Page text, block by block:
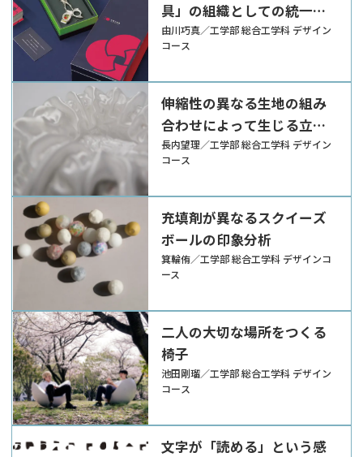
具」の組織としての統一感
を生むためのデザイン提案
由川巧真／工学部 総合工学科 デザイン
コース
伸縮性の異なる生地の組み
合わせによって生じる立体
表現の提案
長内望理／工学部 総合工学科 デザイン
コース
充填剤が異なるスクイーズ
ボールの印象分析
箕輪侑／工学部 総合工学科 デザインコ
ース
二人の大切な場所をつくる
椅子
池田剛瑠／工学部 総合工学科 デザイン
コース
文字が「読める」という感